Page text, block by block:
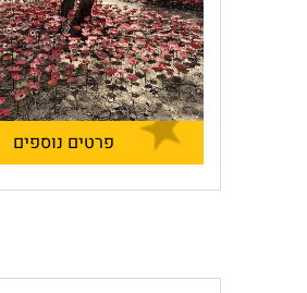
פרטים נוספים